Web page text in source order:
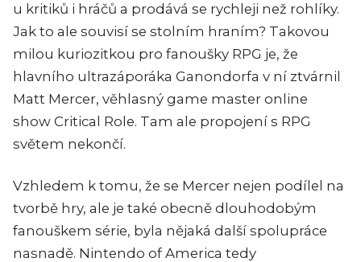
u kritiků i hráčů a prodává se rychleji než rohlíky.
Jak to ale souvisí se stolním hraním? Takovou
milou kuriozitkou pro fanoušky RPG je, že
hlavního ultrazáporáka Ganondorfa v ní ztvárnil
Matt Mercer, věhlasný game master online
show Critical Role. Tam ale propojení s RPG
světem nekončí.
Vzhledem k tomu, že se Mercer nejen podílel na
tvorbě hry, ale je také obecně dlouhodobým
fanouškem série, byla nějaká další spolupráce
nasnadě. Nintendo of America tedy